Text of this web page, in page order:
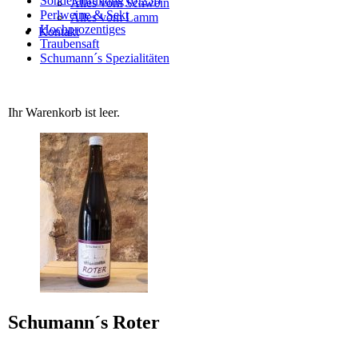
Alles vom Schwein
Alles vom Lamm
Kontakt
Perlweine & Sekt
Hochprozentiges
Traubensaft
Schumann´s Spezialitäten
Ihr Warenkorb ist leer.
Schumann´s Roter